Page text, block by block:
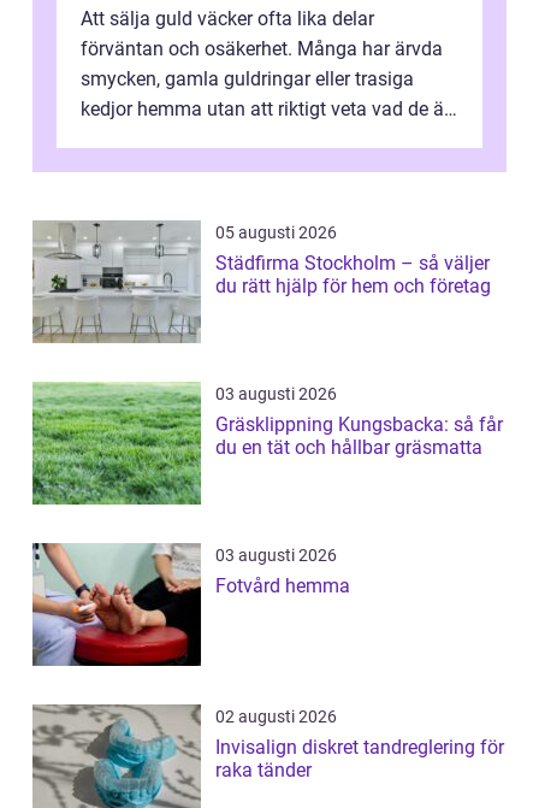
Att sälja guld väcker ofta lika delar
förväntan och osäkerhet. Många har ärvda
smycken, gamla guldringar eller trasiga
kedjor hemma utan att riktigt veta vad de är
05 augusti 2026
Städfirma Stockholm – så väljer
du rätt hjälp för hem och företag
03 augusti 2026
Gräsklippning Kungsbacka: så får
du en tät och hållbar gräsmatta
03 augusti 2026
Fotvård hemma
02 augusti 2026
Invisalign diskret tandreglering för
raka tänder